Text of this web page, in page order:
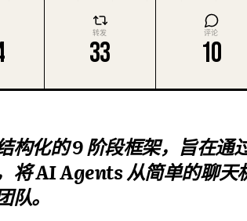
转发
33
评论
10
构化的 9 阶段框架，旨在通
将 AI Agents 从简单的聊天
。